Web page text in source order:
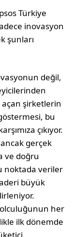
Türkiye
inovasyon
şunları
değil,
şirketlerin
bu
çıkıyor.
gerçek
ve doğru
noktada veriler
büyük
her
ilk dönemde